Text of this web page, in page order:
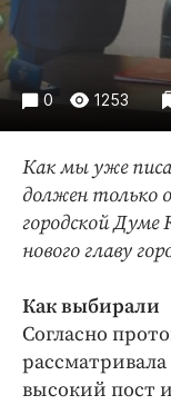
Блоги
Издания
Бренд
0 1253
Как мы уже
должен только
городской Думе
нового главу
Как выбирали
Согласно
высокий пост